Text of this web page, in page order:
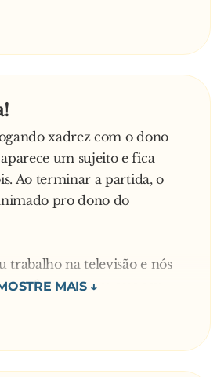
xadrez com o dono
um sujeito e fica
Ao terminar a partida, o
pro dono do
trabalho na televisão e nós
fortuna com esse seu
fazer um contrato para
e...
interrompe: